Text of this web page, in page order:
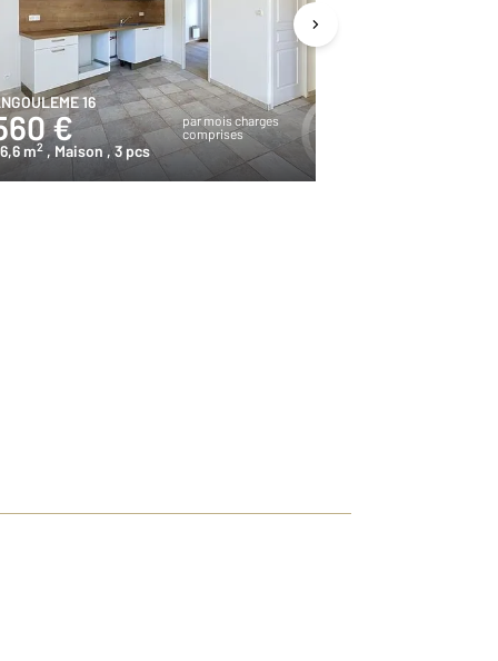
16
€
par mois charges
comprises
m2 , Maison , 3 pcs